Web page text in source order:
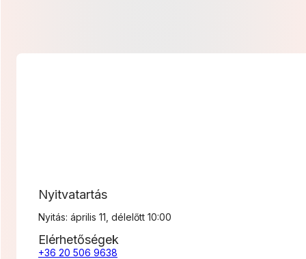
Nyitvatartás
Nyitás: április 11, délelőtt 10:00
Elérhetőségek
+36 20 506 9638